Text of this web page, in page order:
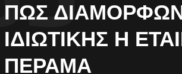
ΠΏΣ
ΙΔΙΩΤΙΚΉΣ Η
ΠΈΡΑΜΑ